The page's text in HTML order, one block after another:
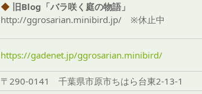
◆ 旧Blog「バラ咲く庭の物語」
http://ggrosarian.minibird.jp/ ※休止中
https://gadenet.jp/ggrosarian.minibird/
〒290-0141 千葉県市原市ちはら台東2-13-1